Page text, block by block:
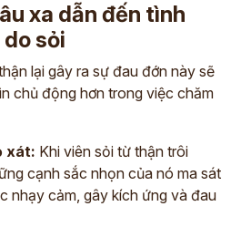
xa dẫn đến tình
sỏi
lại gây ra sự đau đớn này sẽ
chủ động hơn trong việc chăm
xát: Khi viên sỏi từ thận trôi
cạnh sắc nhọn của nó ma sát
nhạy cảm, gây kích ứng và đau